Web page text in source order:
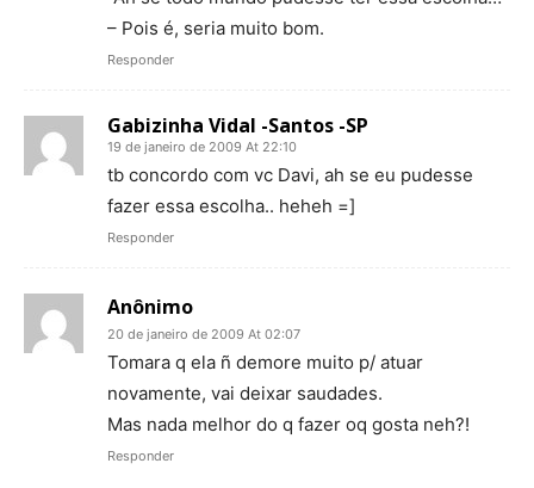
– Pois é, seria muito bom.
Responder
Gabizinha Vidal -Santos -SP
19 de janeiro de 2009 At 22:10
tb concordo com vc Davi, ah se eu pudesse
fazer essa escolha.. heheh =]
Responder
Anônimo
20 de janeiro de 2009 At 02:07
Tomara q ela ñ demore muito p/ atuar
novamente, vai deixar saudades.
Mas nada melhor do q fazer oq gosta neh?!
Responder